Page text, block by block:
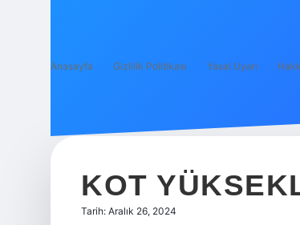
Anasayfa Gizlilik Politikası Yasal Uyarı
KOT
Tarih: Aralık 26, 2024